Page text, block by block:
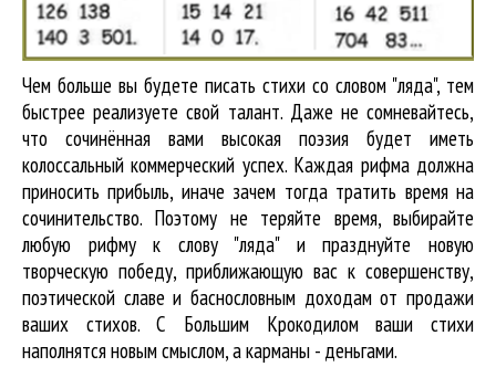
Чем больше вы будете писать стихи со словом "ляда", тем
быстрее реализуете свой талант. Даже не сомневайтесь,
что сочинённая вами высокая поэзия будет иметь
колоссальный коммерческий успех. Каждая рифма должна
приносить прибыль, иначе зачем тогда тратить время на
сочинительство. Поэтому не теряйте время, выбирайте
любую рифму к слову "ляда" и празднуйте новую
творческую победу, приближающую вас к совершенству,
поэтической славе и баснословным доходам от продажи
ваших стихов. С Большим Крокодилом ваши стихи
наполнятся новым смыслом, а карманы - деньгами.